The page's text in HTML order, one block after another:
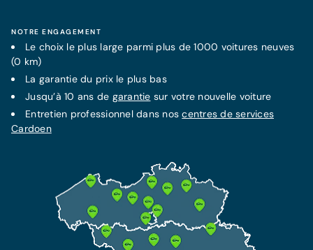
FORFAIT MENSUEL FIXE
Contrat d'entretien Service +
70€/mois
Tous les frais de maintenance inclus
Tous les frais de réparations techniques
inclus
Assistance dépannage de 7 ans incluse
LA MEILLEURE PROTECTION
Assurance Omnium
Dès 75 €/mois
Cette assurance inclut l'assurance RC et garantit
votre protection et indemnisation en cas de vol
et accident.
Plus d'information
NOTRE ENGAGEMENT
Le choix le plus large parmi plus de 1000 voitures neuves
(0 km)
La garantiedu prix le plus bas
Jusqu’à 10 ans de garantie sur votre nouvelle voiture
Entretien professionnel dans noscentres de services
Cardoen